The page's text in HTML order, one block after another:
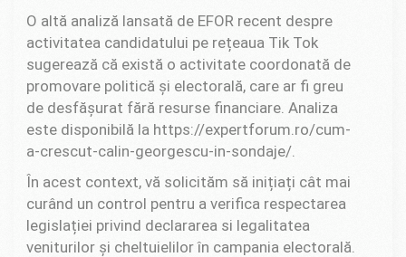
O altă analiză lansată de EFOR recent despre
activitatea candidatului pe rețeaua Tik Tok
sugerează că există o activitate coordonată de
promovare politică și electorală, care ar fi greu
de desfășurat fără resurse financiare. Analiza
este disponibilă la https://expertforum.ro/cum-
a-crescut-calin-georgescu-in-sondaje/.
În acest context, vă solicităm să inițiați cât mai
curând un control pentru a verifica respectarea
legislației privind declararea si legalitatea
veniturilor și cheltuielilor în campania electorală.